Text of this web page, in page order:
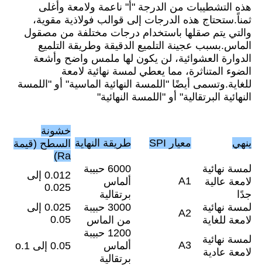
هذه التشطيبات من الدرجة "أ" ناعمة ولامعة وأغلى
ثمناً.ستحتاج هذه الدرجات إلى قوالب فولاذية مقوية،
والتي يتم صقلها باستخدام درجات مختلفة من مصقول
الماس.بسبب عجينة التلميع الدقيقة وطريقة التلميع
الدوارة العشوائية، لن يكون لها ملمس واضح وأشعة
الضوء المتناثرة، مما يعطي لمسة نهائية لامعة
للغاية.وتسمى أيضًا "اللمسة النهائية الماسية" أو "اللمسة
النهائية البرتقالية" أو "اللمسة النهائية"
ينهي معيار SPI طريقة النهاية
خشونة
السطح (قيمة
Ra)
لمسة نهائية
لامعة عالية
جدًا
A1
6000 حبيبة
ألماس
برتقالية
0.012 إلى
0.025
لمسة نهائية
لامعة للغاية
A2
3000 حبيبة
من الماس
0.025 إلى
0.05
لمسة نهائية
لامعة عادية
A3
1200 حبيبة
ألماس
برتقالية
0.05 إلى o.1